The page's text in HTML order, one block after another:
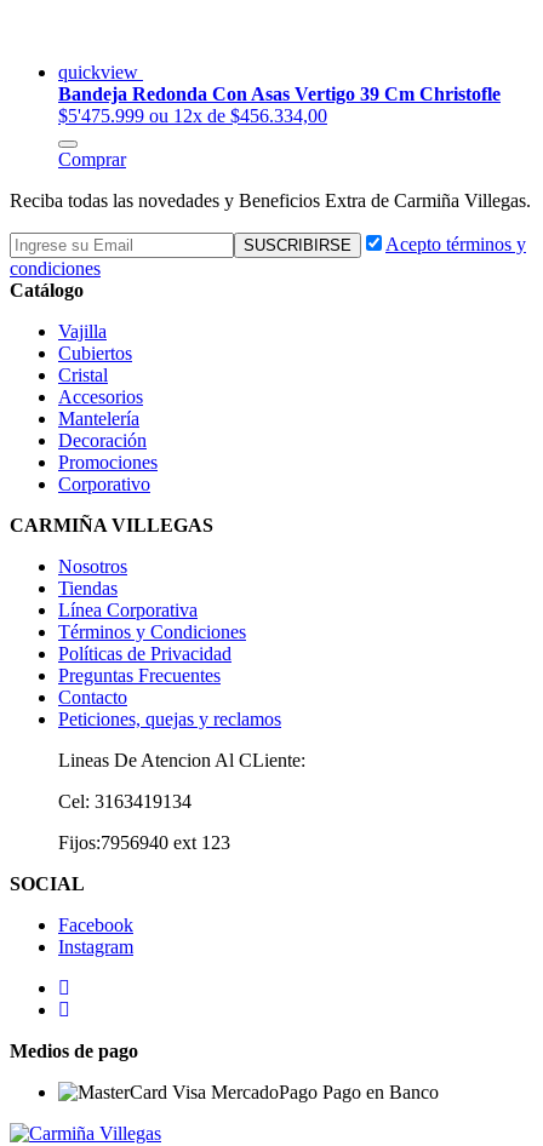
quickview
Bandeja Redonda Con Asas Vertigo 39 Cm Christofle
$5'475.999 ou 12x de $456.334,00
Comprar
Reciba todas las novedades y Beneficios Extra de Carmiña Villegas.
Acepto términos y
condiciones
Catálogo
Vajilla
Cubiertos
Cristal
Accesorios
Mantelería
Decoración
Promociones
Corporativo
CARMIÑA VILLEGAS
Nosotros
Tiendas
Línea Corporativa
Términos y Condiciones
Políticas de Privacidad
Preguntas Frecuentes
Contacto
Peticiones, quejas y reclamos
Lineas De Atencion Al CLiente:
Cel: 3163419134
Fijos:7956940 ext 123
SOCIAL
Facebook
Instagram
Medios de pago